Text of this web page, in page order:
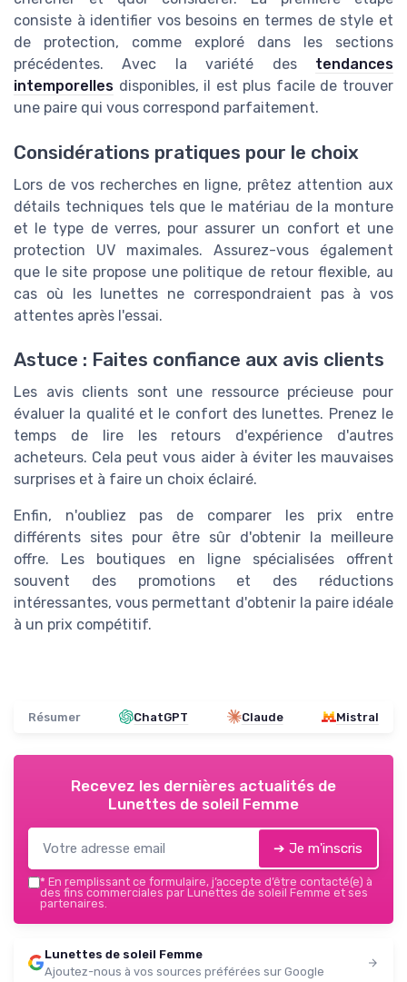
consiste à identifier vos besoins en termes de style et
de protection, comme exploré dans les sections
précédentes. Avec la variété des tendances
intemporelles disponibles, il est plus facile de trouver
une paire qui vous correspond parfaitement.
Considérations pratiques pour le choix
Lors de vos recherches en ligne, prêtez attention aux
détails techniques tels que le matériau de la monture
et le type de verres, pour assurer un confort et une
protection UV maximales. Assurez-vous également
que le site propose une politique de retour flexible, au
cas où les lunettes ne correspondraient pas à vos
attentes après l'essai.
Astuce : Faites confiance aux avis clients
Les avis clients sont une ressource précieuse pour
évaluer la qualité et le confort des lunettes. Prenez le
temps de lire les retours d'expérience d'autres
acheteurs. Cela peut vous aider à éviter les mauvaises
surprises et à faire un choix éclairé.
Enfin, n'oubliez pas de comparer les prix entre
différents sites pour être sûr d'obtenir la meilleure
offre. Les boutiques en ligne spécialisées offrent
souvent des promotions et des réductions
intéressantes, vous permettant d'obtenir la paire idéale
à un prix compétitif.
Résumer ChatGPT Claude Mistral
Recevez les dernières actualités de
Lunettes de soleil Femme
➔ Je m'inscris
* En remplissant ce formulaire, j’accepte d’être contacté(e) à
des fins commerciales par Lunettes de soleil Femme et ses
partenaires.
Lunettes de soleil Femme
Ajoutez-nous à vos sources préférées sur Google